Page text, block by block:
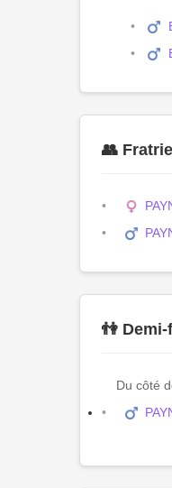
👥 Fratrie
👫
Du côté